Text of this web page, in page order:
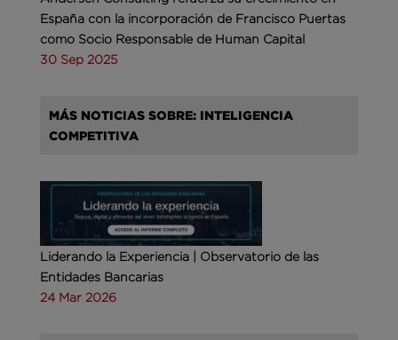
España con la incorporación de Francisco Puertas
como Socio Responsable de Human Capital
30 Sep 2025
MÁS NOTICIAS SOBRE: INTELIGENCIA
COMPETITIVA
Liderando la Experiencia | Observatorio de las
Entidades Bancarias
24 Mar 2026